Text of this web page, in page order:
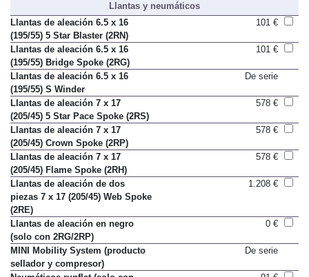
Llantas y neumáticos
Llantas de aleación 6.5 x 16
(195/55) 5 Star Blaster (2RN)
101 €
Llantas de aleación 6.5 x 16
(195/55) Bridge Spoke (2RG)
101 €
Llantas de aleación 6.5 x 16
(195/55) S Winder
De serie
Llantas de aleación 7 x 17
(205/45) 5 Star Pace Spoke (2RS)
578 €
Llantas de aleación 7 x 17
(205/45) Crown Spoke (2RP)
578 €
Llantas de aleación 7 x 17
(205/45) Flame Spoke (2RH)
578 €
Llantas de aleación de dos
piezas 7 x 17 (205/45) Web Spoke
(2RE)
1.208 €
Llantas de aleación en negro
(solo con 2RG/2RP)
0 €
MINI Mobility System (producto
sellador y compresor)
De serie